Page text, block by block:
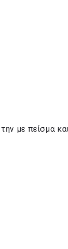
με πείσμα